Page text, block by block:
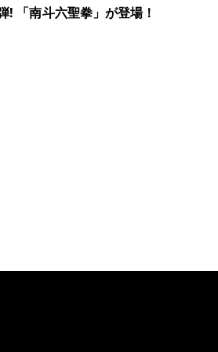
! 「南斗六聖拳」が登場！